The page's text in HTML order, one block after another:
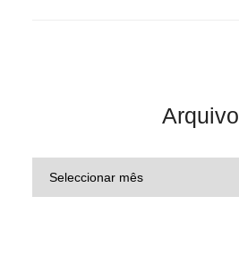
Arquivo